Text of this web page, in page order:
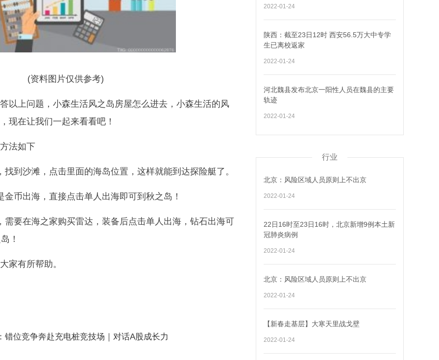
(资料图片仅供参考)
以上问题，小森生活风之岛房屋怎么进去，小森生活的风
现在让我们一起来看看吧！
法如下
找到沙滩，点击里面的海岛位置，这样就能到达探险艇了。
金币出海，直接点击单人出海即可到秋之岛！
需要在海之家购买雷达，装备后点击单人出海，钻石出海可
！
家有所帮助。
错位竞争奔赴充电桩竞技场｜对话A股成长力
2022-01-24
陕西：截至23日12时 西安56.5万大中专学
生已离校返家
2022-01-24
河北魏县发布北京一阳性人员在魏县的主要
轨迹
2022-01-24
行业
北京：风险区域人员原则上不出京
2022-01-24
22日16时至23日16时，北京新增9例本土新
冠肺炎病例
2022-01-24
北京：风险区域人员原则上不出京
2022-01-24
【新春走基层】大寒天里战戈壁
2022-01-24